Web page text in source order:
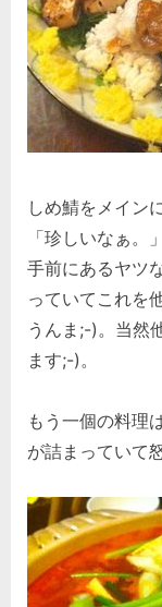
しめ鯖をメイン
「珍しいなぁ
手前にあるヤツ
っていてこれを
うんま;-)。当然
ます;-)。
もう一個の料理
が詰まっていて